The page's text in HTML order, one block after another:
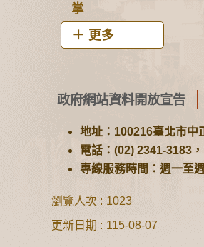
掌
更多
政府網站資料開放宣告
地址：100216臺北市中
電話：(02) 2341-3183
專線服務時間：週一至
瀏覽人次
1023
更新日期
115-08-07